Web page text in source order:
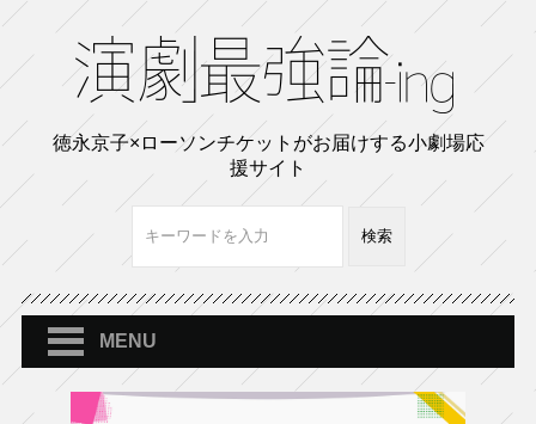
徳永京子×ローソンチケットがお届けする小劇場応
援サイト
MENU